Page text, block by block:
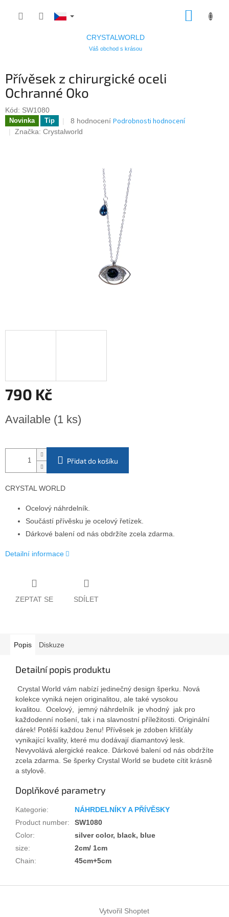
CRYSTALWORLD
Váš obchod s krásou
Přívěsek z chirurgické oceli
Ochranné Oko
Kód: SW1080
Novinka Tip
Průměrné
hodnocení
hvězdiček.
8 hodnocení Podrobnosti hodnocení
Značka: Crystalworld
790 Kč
cena:
Available (1 ks)
Přidat do košíku
CRYSTAL WORLD
Ocelový náhrdelník.
Součástí přívěsku je ocelový řetízek.
Dárkové balení od nás obdržíte zcela zdarma.
Detailní informace
ZEPTAT SE SDÍLET
Popis Diskuze
Detailní popis produktu
Crystal World vám nabízí jedinečný design šperku. Nová
kolekce vyniká nejen originalitou, ale také vysokou
kvalitou.
Ocelový, jemný náhrdelník je vhodný jak pro
každodenní nošení, tak i na slavnostní příležitosti. Originální
dárek! Potěší každou ženu! Přívěsek je zdoben křišťály
vynikající kvality, které mu dodávají diamantový lesk.
Nevyvolává alergické reakce. Dárkové balení od nás obdržíte
zcela zdarma. Se šperky Crystal World se budete cítit krásně
a stylově.
Doplňkové parametry
Kategorie:
NÁHRDELNÍKY A PŘÍVĚSKY
Product number:
SW1080
Color:
silver color, black, blue
size:
2cm/ 1cm
Chain: 45cm+5cm
Vytvořil Shoptet